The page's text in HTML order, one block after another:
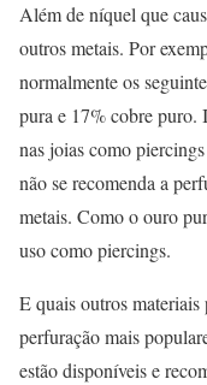
Além de níquel que
outros metais. Por
normalmente os
pura e 17% cobre puro.
nas joias como
não se recomenda a
metais. Como o ouro
uso como piercings.
E quais outros materiais
perfuração mais
estão disponíveis e